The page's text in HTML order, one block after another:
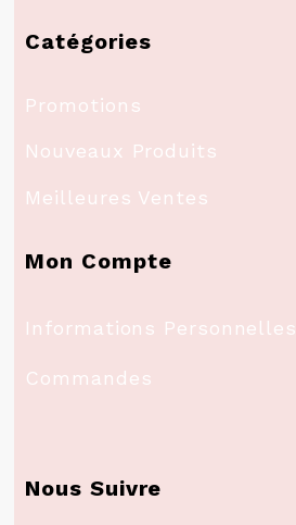
Catégories
Promotions
Nouveaux Produits
Meilleures Ventes
Mon Compte
Informations Personnelles
Commandes
Nous Suivre